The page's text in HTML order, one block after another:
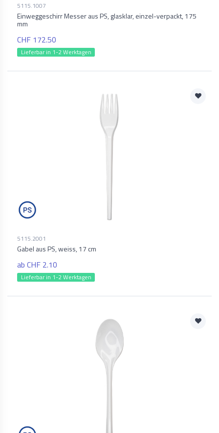
5115.1007
Einweggeschirr Messer aus PS, glasklar, einzel-verpackt, 175
mm
CHF 172.50
Lieferbar in 1-2 Werktagen
5115.2001
Gabel aus PS, weiss, 17 cm
ab CHF 2.10
Lieferbar in 1-2 Werktagen